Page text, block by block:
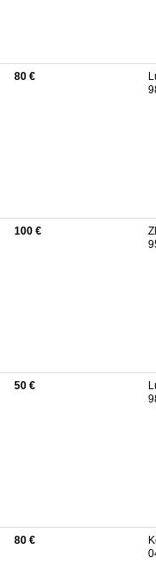
80 €
100 €
50 €
80 €